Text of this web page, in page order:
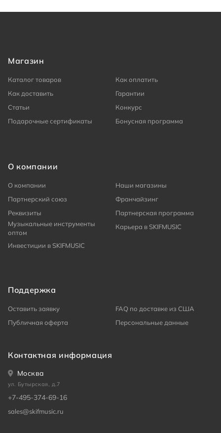
Магазин
Каталог товаров
Как оплатить
Как доставить
Гарантии
Статьи
Конкурс
Подарочные сертификаты
Бонусная программа
О компании
О компании
Наши магазины
Партнерский союз
Франчайзинг
Реквизиты
Партнерская программа
Музыкальные инструменты
оптом
Карьера в SKIFMUSIC
Инвестиции в SKIFMUSIC
Поддержка
Оставить заявку
FAQ по доставке из США
Публичная оферта
Персональные данные
Контактная информация
Москва
ул. Бутырская, д.7
+7-495-374-69-16
sales@skifmusic.ru